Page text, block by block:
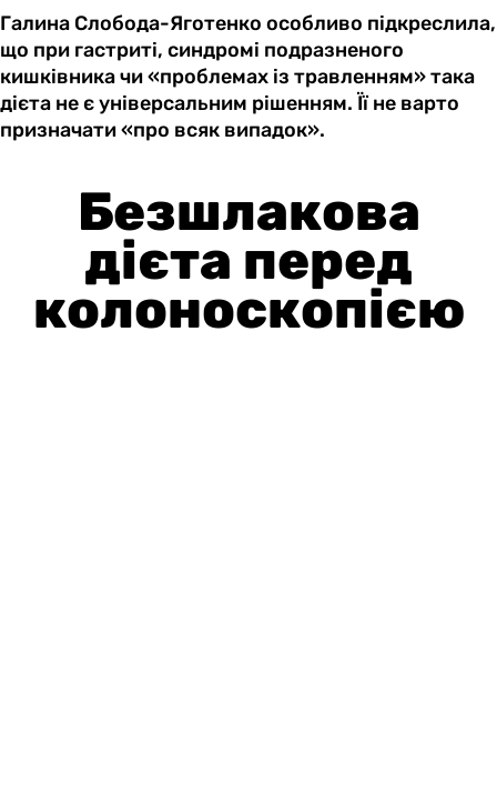
Галина Слобода-Яготенко особливо підкреслила,
що при гастриті, синдромі подразненого
кишківника чи «проблемах із травленням» така
дієта не є універсальним рішенням. Її не варто
призначати «про всяк випадок».
Безшлакова
дієта перед
колоноскопією